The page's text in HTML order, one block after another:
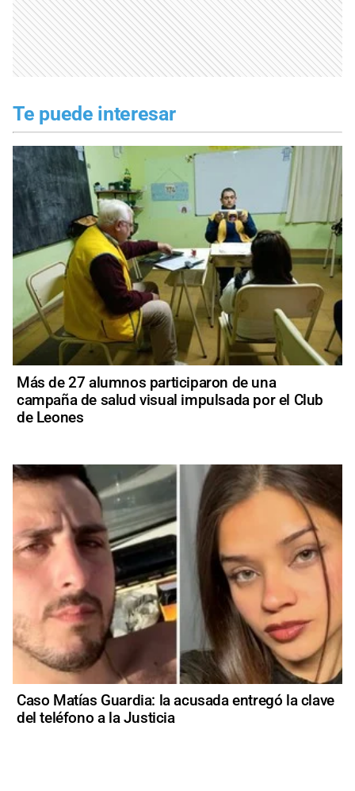
Te puede interesar
Más de 27 alumnos participaron de una
campaña de salud visual impulsada por el Club
de Leones
Caso Matías Guardia: la acusada entregó la clave
del teléfono a la Justicia